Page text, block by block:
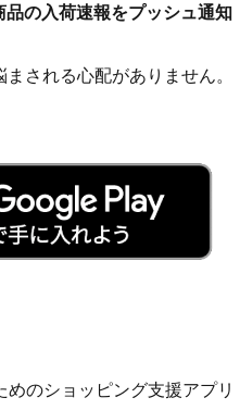
品の入荷速報をプッシュ通知
される心配がありません。
のショッピング支援アプリ